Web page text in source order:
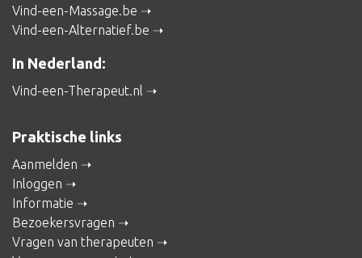
Vind-een-Massage.be
Vind-een-Alternatief.be
In Nederland:
Vind-een-Therapeut.nl
Praktische links
Aanmelden
Inloggen
Informatie
Bezoekersvragen
Vragen van therapeuten